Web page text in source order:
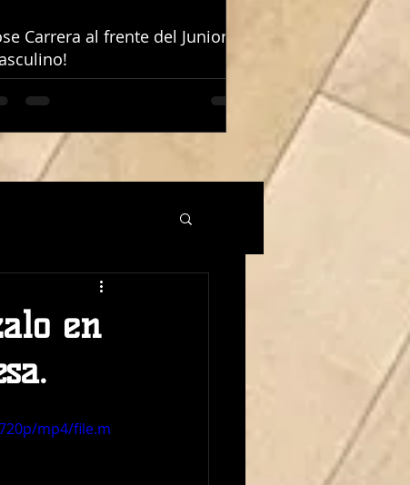
Carrera al frente del Junior
Carrera al frente del Junior
en
mp4/file.m